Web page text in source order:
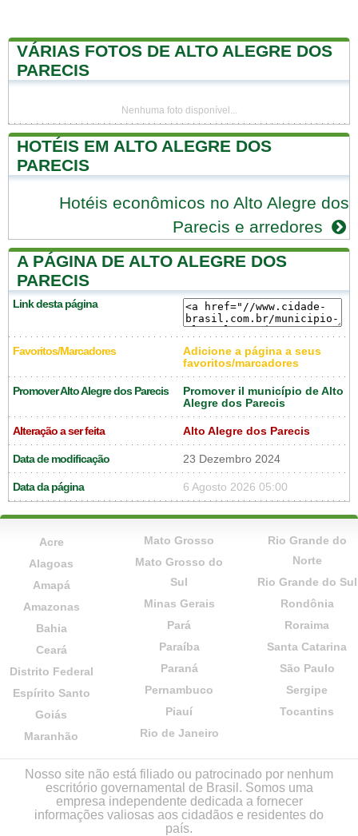
VÁRIAS FOTOS DE ALTO ALEGRE DOS
PARECIS
Nenhuma foto disponível...
HOTÉIS EM ALTO ALEGRE DOS
PARECIS
Hotéis econômicos no Alto Alegre dos
Parecis e arredores
A PÁGINA DE ALTO ALEGRE DOS
PARECIS
Link desta página
Favoritos/Marcadores
Adicione a página a seus
favoritos/marcadores
Promover Alto Alegre dos Parecis
Promover il município de Alto
Alegre dos Parecis
Alteração a ser feita Alto Alegre dos Parecis
Data de modificação 23 Dezembro 2024
Data da página 6 Agosto 2026 05:00
Acre
Alagoas
Amapá
Amazonas
Bahia
Ceará
Distrito Federal
Espírito Santo
Goiás
Maranhão
Mato Grosso
Mato Grosso do
Sul
Minas Gerais
Pará
Paraíba
Paraná
Pernambuco
Piauí
Rio de Janeiro
Rio Grande do
Norte
Rio Grande do Sul
Rondônia
Roraima
Santa Catarina
São Paulo
Sergipe
Tocantins
Nosso site não está filiado ou patrocinado por nenhum
escritório governamental de Brasil. Somos uma
empresa independente dedicada a fornecer
informações valiosas aos cidadãos e residentes do
país.